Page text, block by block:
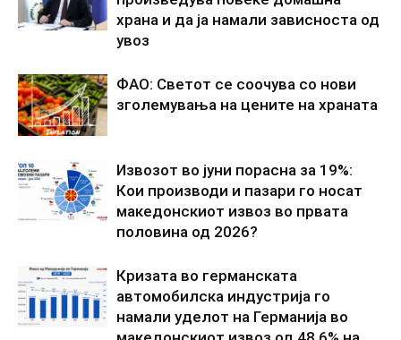
храна и да ја намали зависноста од
увоз
ФАО: Светот се соочува со нови
зголемувања на цените на храната
Извозот во јуни порасна за 19%:
Кои производи и пазари го носат
македонскиот извоз во првата
половина од 2026?
Кризата во германската
автомобилска индустрија го
намали уделот на Германија во